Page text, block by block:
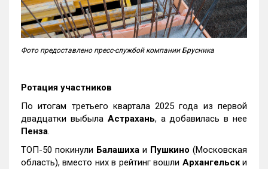
Фото предоставлено пресс-службой компании Брусника
Ротация участников
По итогам третьего квартала 2025 года из первой
двадцатки выбыла Астрахань, а добавилась в нее
Пенза.
ТОП-50 покинули Балашиха и Пушкино (Московская
область), вместо них в рейтинг вошли Архангельски